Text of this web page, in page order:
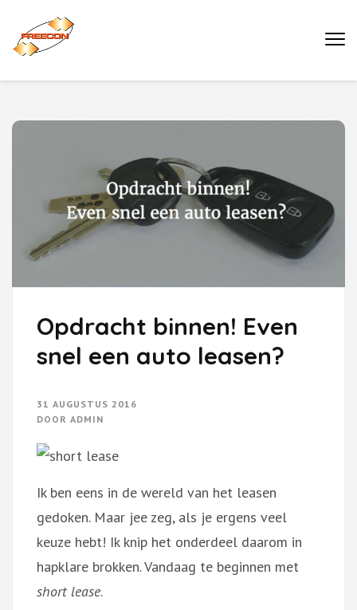
naar
inhoud
(druk
Opdracht binnen! Even
snel een auto leasen?
31 AUGUSTUS 2016
DOOR ADMIN
Ik ben eens in de wereld van het leasen
gedoken. Maar jee zeg, als je ergens veel
keuze hebt! Ik knip het onderdeel daarom in
hapklare brokken. Vandaag te beginnen met
short lease.